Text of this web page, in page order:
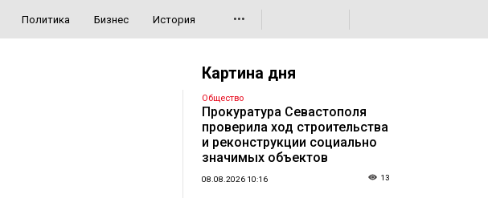
Политика Бизнес История •••
Картина дня
Общество
Прокуратура Севастополя
проверила ход строительства
и реконструкции социально
значимых объектов
08.08.2026 10:16 13